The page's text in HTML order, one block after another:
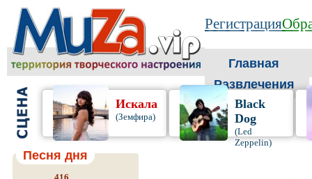
Регистрация
Главная
Развлечения
Искала
(Земфира)
Black
Dog
(Led
Zeppelin)
Песня дня